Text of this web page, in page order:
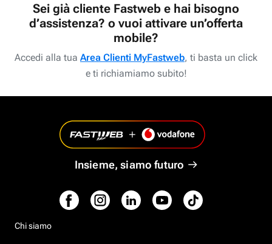
Sei già cliente Fastweb e hai bisogno
d’assistenza? o vuoi attivare un’offerta
mobile?
Accedi alla tua Area Clienti MyFastweb, ti basta un click
e ti richiamiamo subito!
Insieme, siamo futuro
Chi siamo